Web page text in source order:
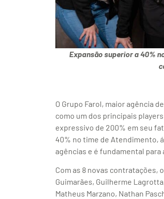
Expansão superior a 40%
O Grupo Farol, maior agência
como um dos principais
expressivo de 200% em seu
40% no time de Atendimento,
agências e é fundamental para
Com as 8 novas contratações,
Guimarães, Guilherme
Matheus Marzano, Nathan